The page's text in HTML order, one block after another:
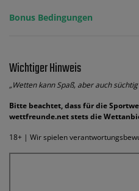
Bonus Bedingungen
Wichtiger Hinweis
„Wetten kann Spaß, aber auch
Bitte beachtet, dass für die
wettfreunde.net stets die
18+ | Wir spielen